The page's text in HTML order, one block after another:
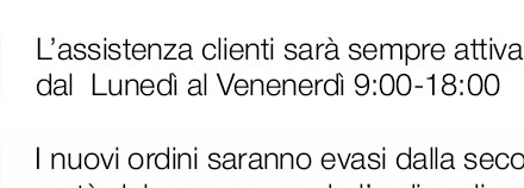
dell'esperienza. Apparecchiatura di qualità, consegna